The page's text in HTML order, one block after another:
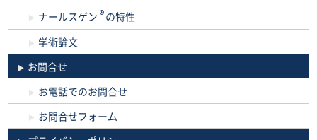
ナールスゲン ® の特性
学術論文
お問合せ
お電話でのお問合せ
お問合せフォーム